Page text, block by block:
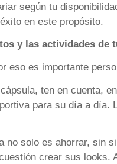
según tu
en este propósito.
y las actividades de
eso es importante
ten en cuenta,
para su día a día.
no solo es ahorrar, sin
crear sus looks.